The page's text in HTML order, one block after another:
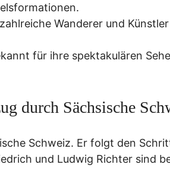
Wanderer und
für ihre spektakulären
durch Sächsische
Schweiz. Er folgt den
und Ludwig Richter sind